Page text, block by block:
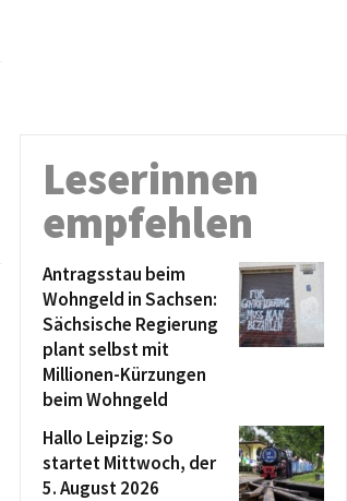
Leserinnen
empfehlen
Antragsstau beim
Wohngeld in Sachsen:
Sächsische Regierung
plant selbst mit
Millionen-Kürzungen
beim Wohngeld
Hallo Leipzig: So
startet Mittwoch, der
5. August 2026